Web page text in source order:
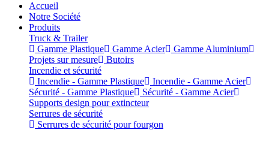
Accueil
Notre Société
Produits
Truck & Trailer
Gamme Plastique
Gamme Acier
Gamme Aluminium
Projets sur mesure
Butoirs
Incendie et sécurité
Incendie - Gamme Plastique
Incendie - Gamme Acier
Sécurité - Gamme Plastique
Sécurité - Gamme Acier
Supports design pour extincteur
Serrures de sécurité
Serrures de sécurité pour fourgon